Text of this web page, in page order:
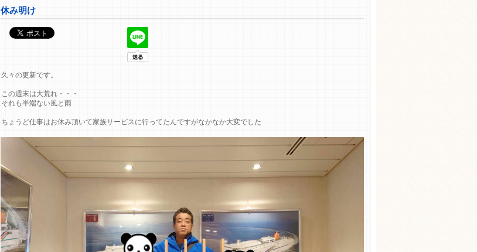
休み明け
久々の更新です。
この週末は大荒れ・・・
それも半端ない風と雨
ちょうど仕事はお休み頂いて家族サービスに行ってたんですがなかなか大変でした